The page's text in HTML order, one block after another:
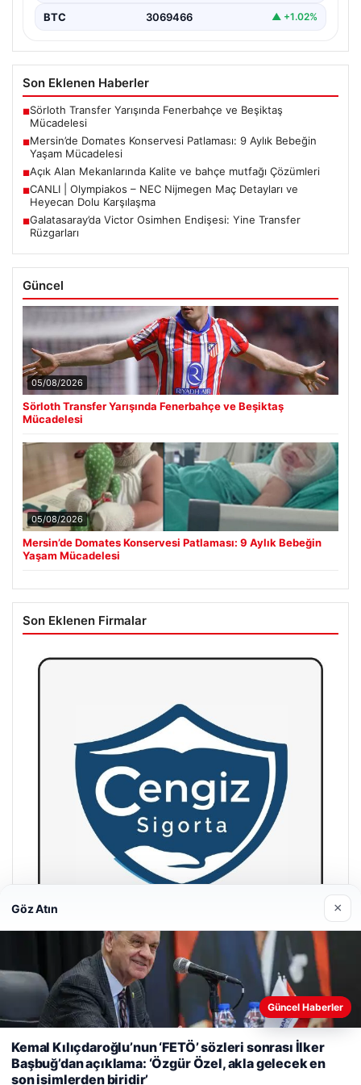
BTC 3069466 ▲ +1.02%
Son Eklenen Haberler
■Sörloth Transfer Yarışında Fenerbahçe ve Beşiktaş
Mücadelesi
■Mersin’de Domates Konservesi Patlaması: 9 Aylık Bebeğin
Yaşam Mücadelesi
■Açık Alan Mekanlarında Kalite ve bahçe mutfağı Çözümleri
■CANLI | Olympiakos – NEC Nijmegen Maç Detayları ve
Heyecan Dolu Karşılaşma
■Galatasaray’da Victor Osimhen Endişesi: Yine Transfer
Rüzgarları
Güncel
05/08/2026
Sörloth Transfer Yarışında Fenerbahçe ve Beşiktaş
Mücadelesi
05/08/2026
Mersin’de Domates Konservesi Patlaması: 9 Aylık Bebeğin
Yaşam Mücadelesi
Son Eklenen Firmalar
Hastaş Beton
26/05/2026
deneyiminizi kişiselleştirmek ve geliştirmek amacıyla çerezler
kullanıyoruz.Çerez Politikamız
Göz Atın ×
Güncel Haberler
Kemal Kılıçdaroğlu’nun ‘FETÖ’ sözleri sonrası İlker
Başbuğ’dan açıklama: ‘Özgür Özel, akla gelecek en
son isimlerden biridir’